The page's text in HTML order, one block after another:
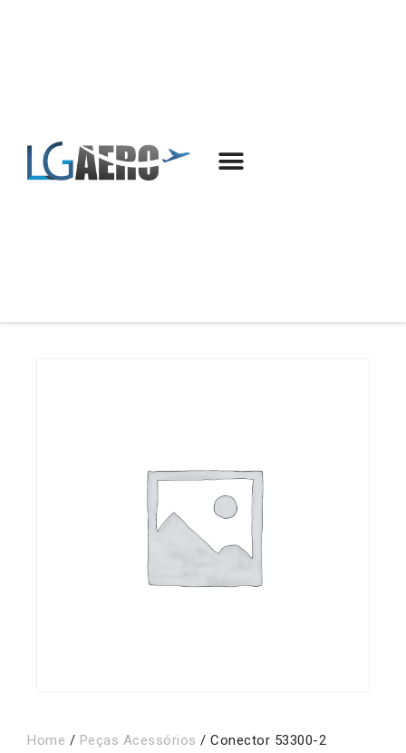
Home / Peças Acessórios / Conector 53300-2